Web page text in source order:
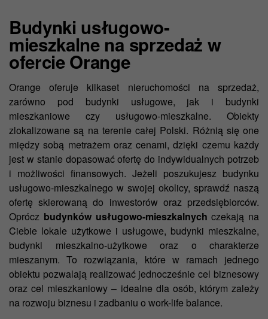
Budynki usługowo-
mieszkalne na sprzedaż w
ofercie Orange
Orange oferuje kilkaset nieruchomości na sprzedaż,
zarówno pod budynki usługowe, jak i budynki
mieszkaniowe czy usługowo-mieszkalne. Obiekty
zlokalizowane są na terenie całej Polski. Różnią się one
między sobą metrażem oraz cenami, dzięki czemu każdy
jest w stanie dopasować ofertę do indywidualnych potrzeb
i możliwości finansowych. Jeżeli poszukujesz budynku
usługowo-mieszkalnego w swojej okolicy, sprawdź naszą
ofertę skierowaną do inwestorów oraz przedsiębiorców.
Oprócz budynków usługowo-mieszkalnychczekają na
Ciebie lokale użytkowe i usługowe, budynki mieszkalne,
budynki mieszkalno-użytkowe oraz o charakterze
mieszanym. To rozwiązania, które w ramach jednego
obiektu pozwalają realizować jednocześnie cel biznesowy
oraz cel mieszkaniowy – idealne dla osób, którym zależy
na rozwoju biznesu i zadbaniu o work-life balance.